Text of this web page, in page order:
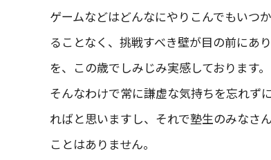
ゲームなどはどんなにやりこんでもいつ
ることなく、挑戦すべき壁が目の前にあ
を、この歳でしみじみ実感しております。
そんなわけで常に謙虚な気持ちを忘れず
ればと思いますし、それで塾生のみなさ
ことはありません。